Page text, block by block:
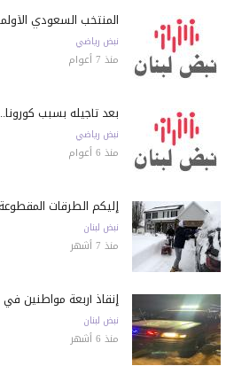
المنتخب السعودي
نبض رياضي
منذ 7 أعوام
بعد تأجيله بسبب
نبض رياضي
منذ 6 أعوام
إليكم الطرقات
نبض لبنان
منذ 7 أشهر
إنقاذ أربعة مواطنين في
نبض لبنان
منذ 6 أشهر